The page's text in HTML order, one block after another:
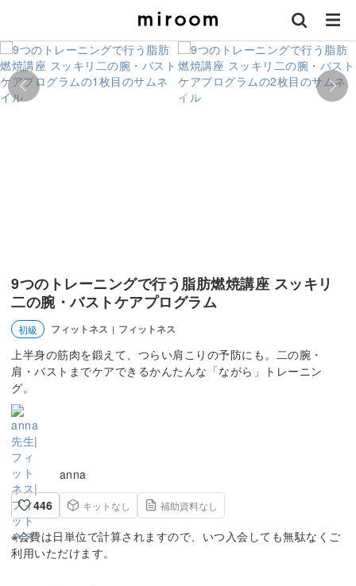
9つのトレーニングで行う脂肪燃焼講座 スッキリ
二の腕・バストケアプログラム
初級 フィットネス | フィットネス
上半身の筋肉を鍛えて、つらい肩こりの予防にも。二の腕・
肩・バストまでケアできるかんたんな「ながら」トレーニン
グ。
anna
446
キットなし 補助資料なし
※会費は日単位で計算されますので、いつ入会しても無駄なくご
利用いただけます。